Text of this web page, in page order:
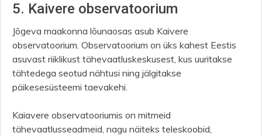
5. Kaivere observatoorium
Jõgeva maakonna lõunaosas asub Kaivere
observatoorium. Observatoorium on üks kahest Eestis
asuvast riiklikust tähevaatluskeskusest, kus uuritakse
tähtedega seotud nähtusi ning jälgitakse
päikesesüsteemi taevakehi.
Kaiavere observatooriumis on mitmeid
tähevaatlusseadmeid, nagu näiteks teleskoobid,